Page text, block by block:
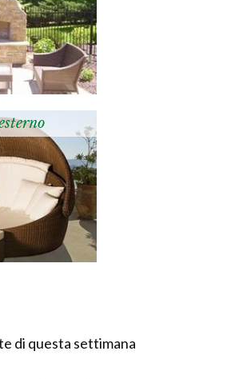
di questa settimana